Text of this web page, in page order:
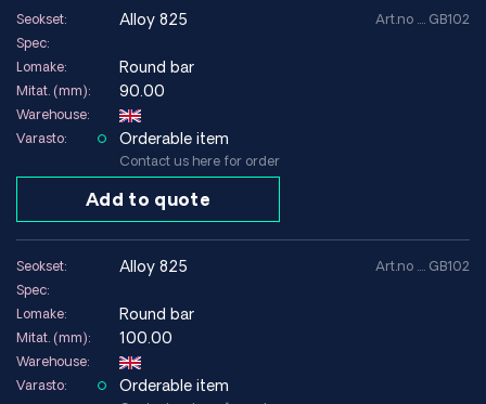
Seokset: alloy 825
Spec:
Lomake:
Round bar
Mitat. (mm): 90.00
Warehouse:
Varasto:
Orderable item
Contact us here for order
Add to quote
Art.no .... GB102
Seokset: alloy 825
Spec:
Lomake:
Round bar
Mitat. (mm): 100.00
Warehouse:
Varasto:
Orderable item
Art.no .... GB102